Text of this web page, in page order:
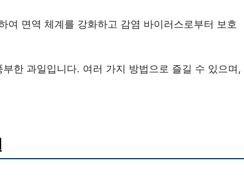
여 면역 체계를 강화하고 감염 바이러스로부터 보호
한 과일입니다. 여러 가지 방법으로 즐길 수 있으며,